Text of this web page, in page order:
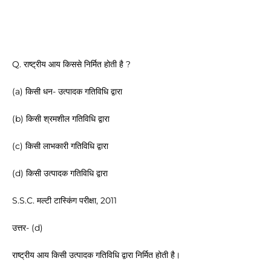
Q. राष्ट्रीय आय किससे निर्मित होती है ?
(a) किसी धन- उत्पादक गतिविधि द्वारा
(b) किसी श्रमशील गतिविधि द्वारा
(c) किसी लाभकारी गतिविधि द्वारा
(d) किसी उत्पादक गतिविधि द्वारा
S.S.C. मल्टी टास्किंग परीक्षा, 2011
उत्तर- (d)
राष्ट्रीय आय किसी उत्पादक गतिविधि द्वारा निर्मित होती है।